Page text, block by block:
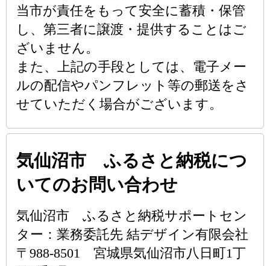
当市が責任をもって安全に蓄積・保管
し、第三者に譲渡・提供することはご
ざいません。
また、上記の手段としては、電子メー
ルの配信やパンフレット等の郵送をさ
せていただく場合がございます。
気仙沼市 ふるさと納税につ
いてのお問い合わせ
気仙沼市 ふるさと納税サポートセン
ター：業務委託先 結デザイン有限会社
〒988-8501 宮城県気仙沼市八日町1丁